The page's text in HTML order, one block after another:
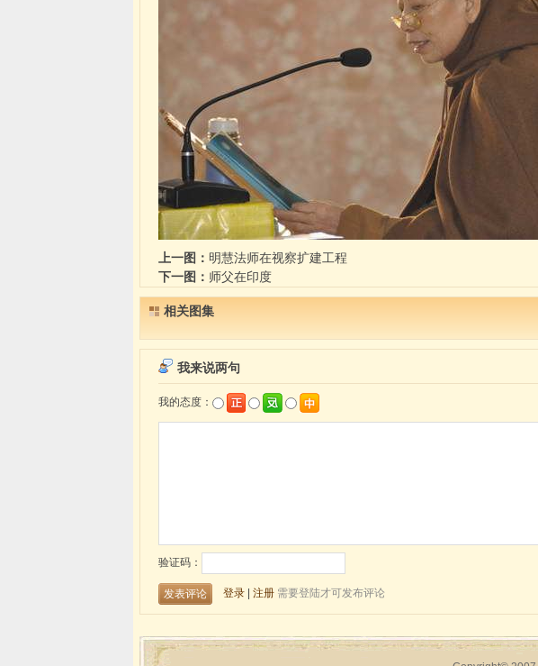
上一图： 明慧法师在视察扩建工程
下一图： 师父在印度
相关图集